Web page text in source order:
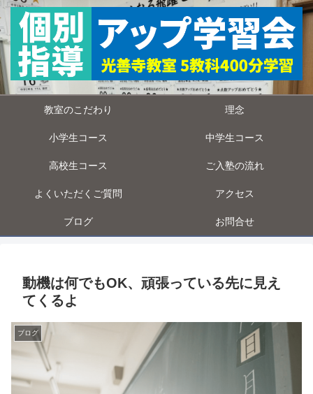
教室のこだわり 理念
小学生コース 中学生コース
高校生コース ご入塾の流れ
よくいただくご質問 アクセス
ブログ お問合せ
動機は何でもOK、頑張っている先に見え
てくるよ
ブログ